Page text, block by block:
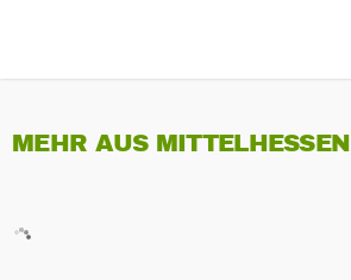
MEHR AUS MITTELHESSEN